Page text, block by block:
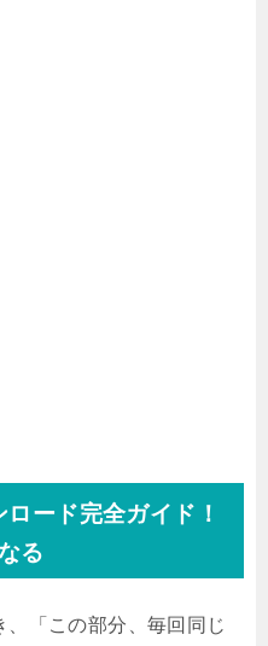
ード完全ガイド！
る
「この部分、毎回同じ